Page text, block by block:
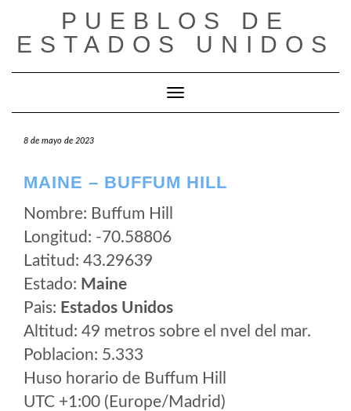
contenido
PUEBLOS DE
ESTADOS UNIDOS
Cambiar modo de navegación
8 de mayo de 2023
MAINE – BUFFUM HILL
Nombre: Buffum Hill
Longitud: -70.58806
Latitud: 43.29639
Estado: Maine
Pais: Estados Unidos
Altitud: 49 metros sobre el nvel del mar.
Poblacion: 5.333
Huso horario de Buffum Hill
UTC +1:00 (Europe/Madrid)